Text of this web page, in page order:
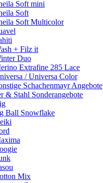
Soft mini
Soft
Soft Multicolor
+ Filz it
Duo
Extrafine 285 Lace
/ Universa Color
Schachenmayr Angebote
& Stahl Sonderangebote
Ball Snowflake
Mix